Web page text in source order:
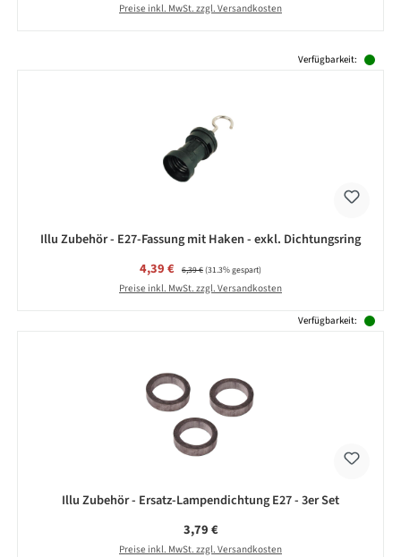
Preise inkl. MwSt. zzgl. Versandkosten
Verfügbarkeit:
Illu Zubehör - E27-Fassung mit Haken - exkl. Dichtungsring
Verkaufspreis:
4,39 € Regulärer Preis:
6,39 €(31.3% gespart)
Preise inkl. MwSt. zzgl. Versandkosten
Verfügbarkeit:
Illu Zubehör - Ersatz-Lampendichtung E27 - 3er Set
Regulärer Preis:
3,79 €
Preise inkl. MwSt. zzgl. Versandkosten